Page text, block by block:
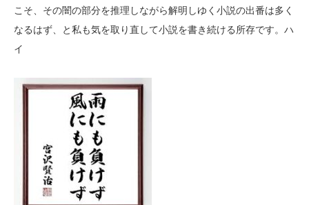
こそ、その闇の部分を推理しながら解明しゆく小説の出番は多く
なるはず、と私も気を取り直して小説を書き続ける所存です。ハ
イ